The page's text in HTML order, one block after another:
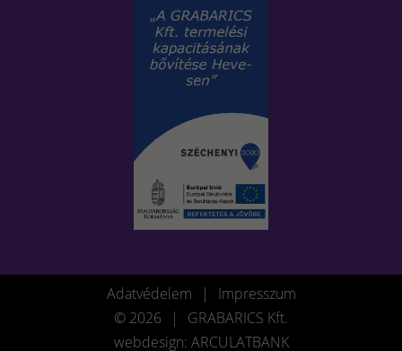
Adatvédelem |
Impresszum
© 2026
|
GRABARICS Kft.
webdesign: ARCULATBANK